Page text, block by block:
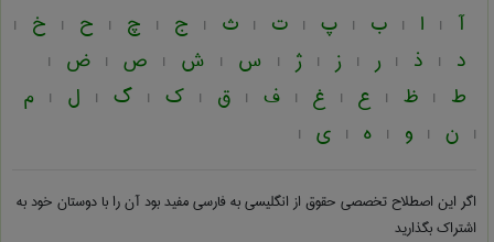
آ | ا | ب | پ | ت | ث | ج | چ | ح | خ |
د | ذ | ر | ز | ژ | س | ش | ص | ض |
ط | ظ | ع | غ | ف | ق | ک | گ | ل | م
| ن | و | ه | ی |
اگر این اصطلاح تخصصی حقوق از انگلیسی به فارسیمفید بود آن را با دوستان خود به
اشتراک بگذارید